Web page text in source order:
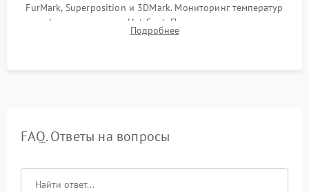
FurMark, Superposition и 3DMark. Мониторинг температур
графического чипа и Hot Spot. Проверка на отсутствие
артефактов изображения, вылетов драйвера и зависаний.
Подробнее
FAQ. Ответы на вопросы